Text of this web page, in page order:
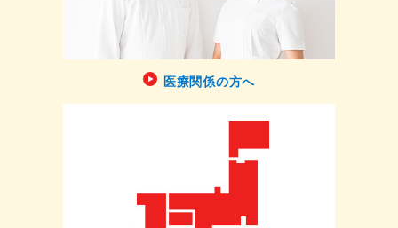
医療関係の方へ